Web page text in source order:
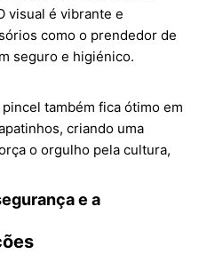
visual é vibrante e
como o prendedor de
seguro e higiénico.
também fica ótimo em
criando uma
o orgulho pela cultura,
e a